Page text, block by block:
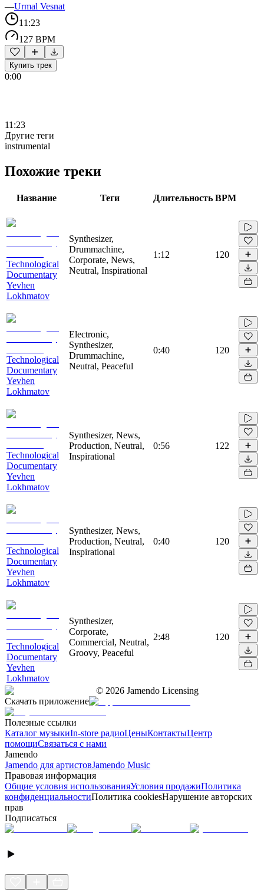
—Urmal Vesnat
11:23
127 BPM
Купить трек
0:00
11:23
Другие теги
instrumental
Похожие треки
Название Теги Длительность BPM
Technological
Documentary
Yevhen
Lokhmatov
Synthesizer,
Drummachine,
Corporate, News,
Neutral, Inspirational
1:12 120
Technological
Documentary
Yevhen
Lokhmatov
Electronic,
Synthesizer,
Drummachine,
Neutral, Peaceful
0:40 120
Technological
Documentary
Yevhen
Lokhmatov
Synthesizer, News,
Production, Neutral,
Inspirational
0:56 122
Technological
Documentary
Yevhen
Lokhmatov
Synthesizer, News,
Production, Neutral,
Inspirational
0:40 120
Technological
Documentary
Yevhen
Lokhmatov
Synthesizer,
Corporate,
Commercial, Neutral,
Groovy, Peaceful
2:48 120
© 2026 Jamendo Licensing
Скачать приложение
Полезные ссылки
Каталог музыкиIn-store радиоЦеныКонтактыЦентр
помощиСвязаться с нами
Jamendo
Jamendo для артистовJamendo Music
Правовая информация
Общие условия использованияУсловия продажиПолитика
конфиденциальностиПолитика cookiesНарушение авторских
прав
Подписаться